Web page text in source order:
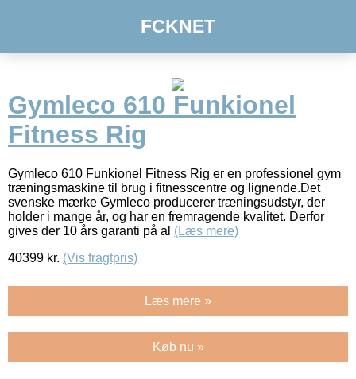
FCKNET
Gymleco 610 Funkionel
Fitness Rig
Gymleco 610 Funkionel Fitness Rig er en professionel gym
træningsmaskine til brug i fitnesscentre og lignende.Det
svenske mærke Gymleco producerer træningsudstyr, der
holder i mange år, og har en fremragende kvalitet. Derfor
gives der 10 års garanti på al (Læs mere)
40399 kr. (Vis fragtpris)
Læs mere »
Køb nu »